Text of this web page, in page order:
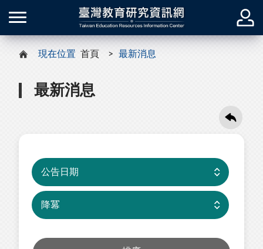
現在位置 首頁 最新消息
最新消息